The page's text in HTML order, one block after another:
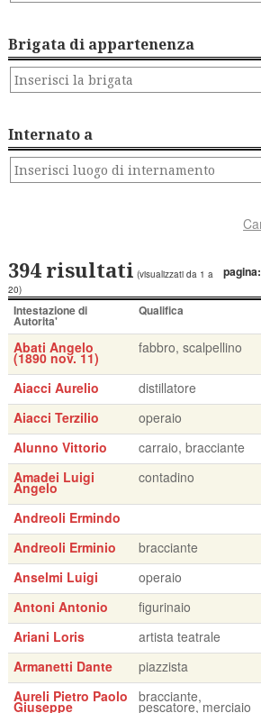
Brigata di appartenenza
Internato a
pagina:
394 risultati (visualizzati da 1 a
20)
Intestazione di
Autorita'
Qualifica
Abati Angelo
(1890 nov. 11)
fabbro, scalpellino
Aiacci Aurelio
distillatore
Aiacci Terzilio
operaio
Alunno Vittorio
carraio, bracciante
Amadei Luigi
Angelo
contadino
Andreoli Ermindo
Andreoli Erminio
bracciante
Anselmi Luigi
operaio
Antoni Antonio
figurinaio
Ariani Loris
artista teatrale
Armanetti Dante
piazzista
Aureli Pietro Paolo
Giuseppe
bracciante,
pescatore, merciaio